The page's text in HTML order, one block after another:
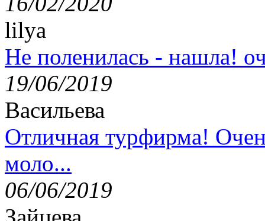
lilya
Не поленилась - нашла!
19/06/2019
Васильева
Отличная турфирма!
моло...
06/06/2019